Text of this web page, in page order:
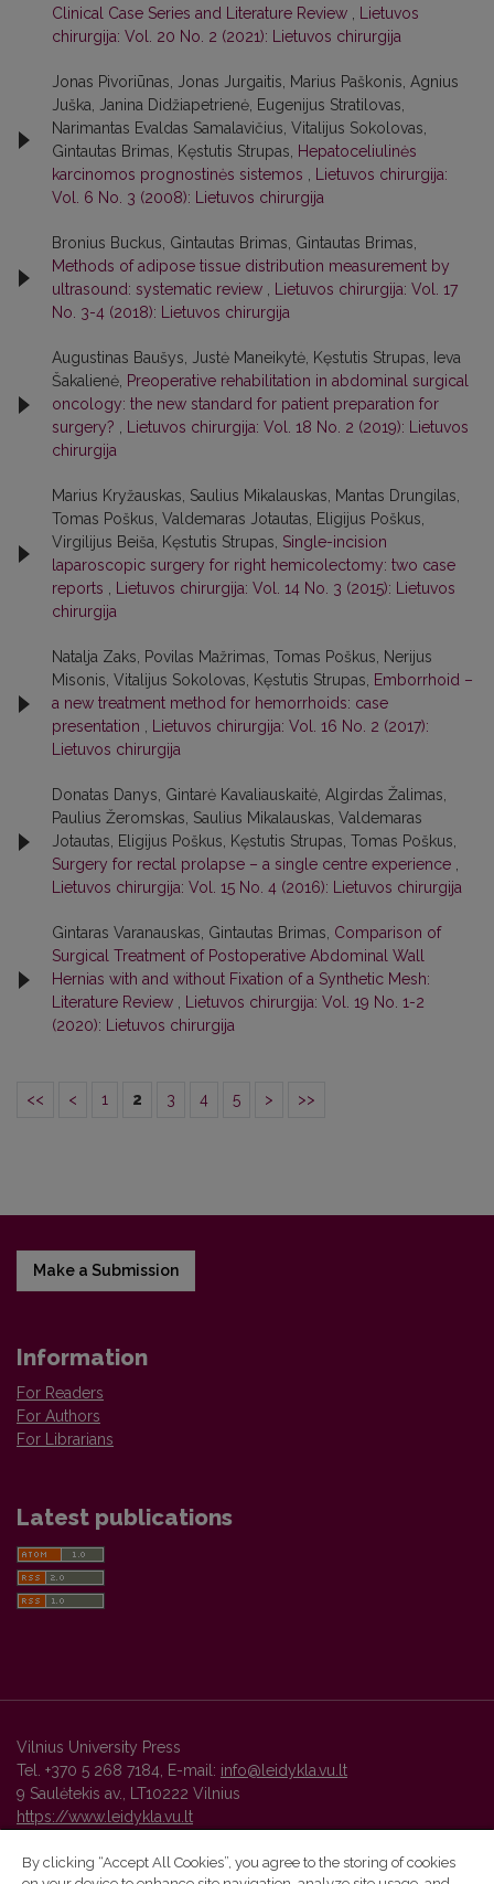
Clinical Case Series and Literature Review
Lietuvos
chirurgija: Vol. 20 No. 2 (2021): Lietuvos chirurgija
Jonas Pivoriūnas, Jonas Jurgaitis, Marius Paškonis, Agnius
Juška, Janina Didžiapetrienė, Eugenijus Stratilovas,
Narimantas Evaldas Samalavičius, Vitalijus Sokolovas,
Gintautas Brimas, Kęstutis Strupas,
Hepatoceliulinės
karcinomos prognostinės sistemos
Lietuvos chirurgija:
Vol. 6 No. 3 (2008): Lietuvos chirurgija
Bronius Buckus, Gintautas Brimas, Gintautas Brimas,
Methods of adipose tissue distribution measurement by
ultrasound: systematic review
Lietuvos chirurgija: Vol. 17
No. 3-4 (2018): Lietuvos chirurgija
Augustinas Baušys, Justė Maneikytė, Kęstutis Strupas, Ieva
Šakalienė, Preoperative rehabilitation in abdominal surgical
oncology: the new standard for patient preparation for
surgery?
Lietuvos chirurgija: Vol. 18 No. 2 (2019): Lietuvos
chirurgija
Marius Kryžauskas, Saulius Mikalauskas, Mantas Drungilas,
Tomas Poškus, Valdemaras Jotautas, Eligijus Poškus,
Virgilijus Beiša, Kęstutis Strupas, Single-incision
laparoscopic surgery for right hemicolectomy: two case
reports
Lietuvos chirurgija: Vol. 14 No. 3 (2015): Lietuvos
chirurgija
Natalja Zaks, Povilas Mažrimas, Tomas Poškus, Nerijus
Misonis, Vitalijus Sokolovas, Kęstutis Strupas,
Emborrhoid –
a new treatment method for hemorrhoids: case
presentation
Lietuvos chirurgija: Vol. 16 No. 2 (2017):
Lietuvos chirurgija
Donatas Danys, Gintarė Kavaliauskaitė, Algirdas Žalimas,
Paulius Žeromskas, Saulius Mikalauskas, Valdemaras
Jotautas, Eligijus Poškus, Kęstutis Strupas, Tomas Poškus,
Surgery for rectal prolapse – a single centre experience
Lietuvos chirurgija: Vol. 15 No. 4 (2016): Lietuvos chirurgija
Gintaras Varanauskas, Gintautas Brimas, Comparison of
Surgical Treatment of Postoperative Abdominal Wall
Hernias with and without Fixation of a Synthetic Mesh:
Literature Review
Lietuvos chirurgija: Vol. 19 No. 1-2
(2020): Lietuvos chirurgija
<< < 1 2 3 4 5 > >>
Make a Submission
Information
For Readers
For Authors
For Librarians
Latest publications
Vilnius University Press
Tel. +370 5 268 7184, E-mail: info@leidykla.vu.lt
9 Saulėtekis av., LT10222 Vilnius
https://www.leidykla.vu.lt
By clicking “Accept All Cookies”, you agree to the storing of cookies